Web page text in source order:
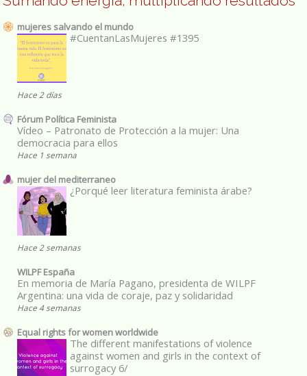
mujeres salvando el mundo
#CuentanLasMujeres #1395
Hace 2 días
Fórum Política Feminista
Vídeo – Patronato de Protección a la mujer: Una
democracia para ellos
Hace 1 semana
mujer del mediterraneo
¿Porqué leer literatura feminista árabe?
Hace 2 semanas
WILPF España
En memoria de María Pagano, presidenta de WILPF
Argentina: una vida de coraje, paz y solidaridad
Hace 4 semanas
Equal rights for women worldwide
The different manifestations of violence
against women and girls in the context of
surrogacy 6/